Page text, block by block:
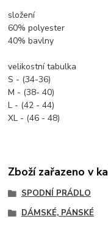
složení
60% polyester
40% bavlny
velikostní tabulka
S - (34-36)
M - (38- 40)
L - (42 - 44)
XL - (46 - 48)
Zboží zařazeno v
SPODNÍ PRÁDLO
DÁMSKÉ, PÁNSKÉ